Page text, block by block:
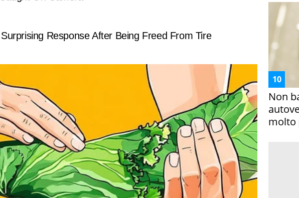
Non
molto